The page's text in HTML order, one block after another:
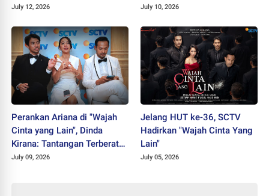
July 12, 2026
Sabet Juara II PEKSIMIDA
July 10, 2026
Perankan Ariana di "Wajah
Cinta yang Lain", Dinda
Kirana: Tantangan Terberat
Selama Berkarier
July 09, 2026
Jelang HUT ke-36, SCTV
Hadirkan "Wajah Cinta Yang
Lain"
July 05, 2026